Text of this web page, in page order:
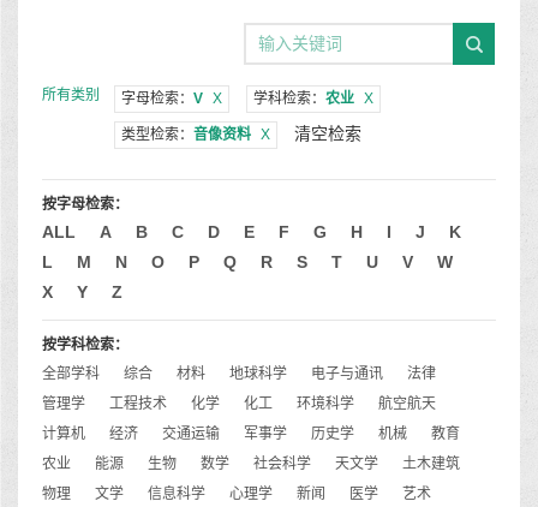
所有类别 字母检索： V X 学科检索： 农业 X
类型检索： 音像资料 X 清空检索
按字母检索：
ALL A B C D E F G H I J
K
L
M N O P Q R S T U V
W
X
Y Z
按学科检索：
全部学科
综合 材料 地球科学 电子与通讯
法律
管理学
工程技术 化学 化工 环境科学
航空航天
计算机
经济 交通运输 军事学 历史学 机械
教育
农业
能源 生物 数学 社会科学 天文学
土木建筑
物理
文学 信息科学 心理学 新闻 医学
艺术